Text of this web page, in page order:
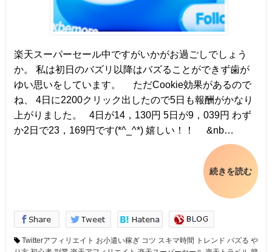
楽天スーパーセール中ですがいかがお過ごしでしょう
か。 私は初日のバズリ以降はバズることができず歯が
ゆい思いをしています。 ただCookie効果があるので
ね、 4日に2200クリック出したので5日も報酬がかなり
上がりました。 4日が14，130円 5日が9，039円 わず
か2日で23，169円です(*^_^*) 嬉しい！！ &nb…
続きを読む
Twitterアフィリエイト お小遣い稼ぎ コツ スキマ時間 トレンド バズる や